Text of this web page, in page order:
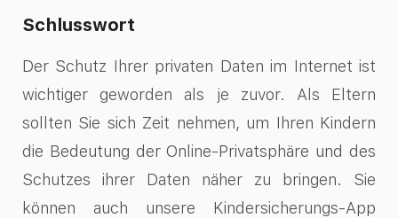
Schlusswort
Der Schutz Ihrer privaten Daten im Internet ist
wichtiger geworden als je zuvor. Als Eltern
sollten Sie sich Zeit nehmen, um Ihren Kindern
die Bedeutung der Online-Privatsphäre und des
Schutzes ihrer Daten näher zu bringen. Sie
können auch unsere Kindersicherungs-App